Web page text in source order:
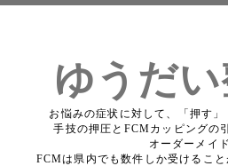
ゆうだ
お悩みの症状に対して、「押す
手技の押圧とFCMカッピングの
オーダーメイ
FCMは県内でも数件しか受けること